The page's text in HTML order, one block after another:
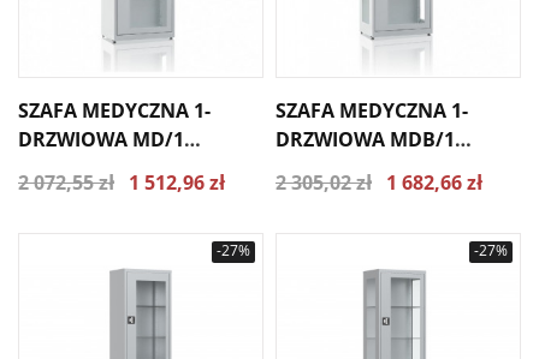
SZAFA MEDYCZNA 1-
DRZWIOWA MD/1
PRZESZKLONE DRZWI
2 072,55 zł 1 512,96 zł
SZAFA MEDYCZNA 1-
DRZWIOWA MDB/1
PRZESZKLONE DRZWI I
BOKI
2 305,02 zł 1 682,66 zł
-27% -27%